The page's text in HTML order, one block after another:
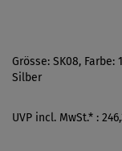
Grösse: SK08,
Silber
UVP incl. MwSt.* :